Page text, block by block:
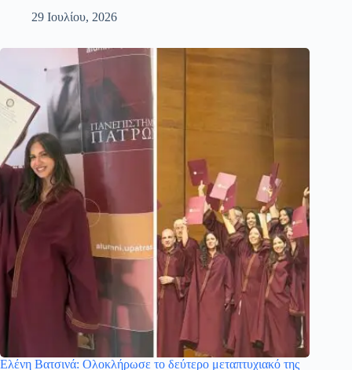
29 Ιουλίου, 2026
Ελένη Βατσινά: Ολοκλήρωσε το δεύτερο μεταπτυχιακό της